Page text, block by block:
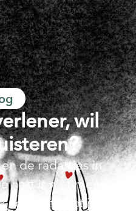
wil
de radartjes in
hart is niet meer
vermoed dat je